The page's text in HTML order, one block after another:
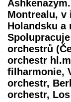
Montrealu, v
Holandsku a
orchestrů
orchestr
filharmonie,
orchestr,
orchestr,